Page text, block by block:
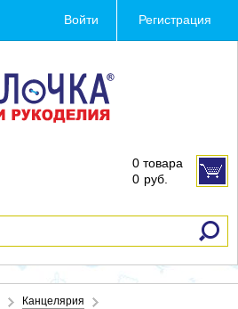
Войти Регистрация
0 товара
0 руб.
Канцелярия